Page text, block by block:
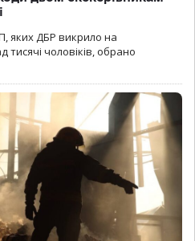
яких ДБР викрило на
тисячі чоловіків, обрано